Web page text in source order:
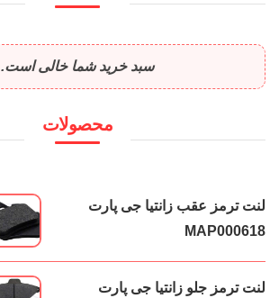
سبد خرید شما خالی است.
محصولات
لنت ترمز عقب زانتیا جی پارت
MAP000618
لنت ترمز جلو زانتیا جی پارت